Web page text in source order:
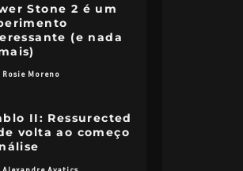
Stone 2 é um
(e nada
Rosie Moreno
II: Ressurected
volta ao começo